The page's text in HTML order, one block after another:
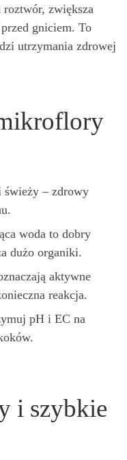
zwiększa
gniciem. To
utrzymania zdrowej
świeży – zdrowy
woda to dobry
dużo organiki.
aktywne
reakcja.
pH i EC na
i szybkie